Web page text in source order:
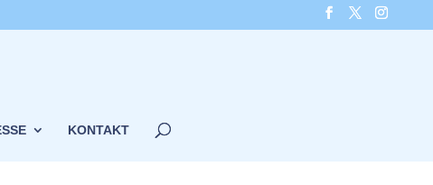
KONTAKT